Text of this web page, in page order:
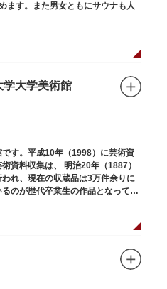
ます。また男女ともにサウナも人
学大学美術館
す。平成10年（1998）に芸術資
資料収集は、 明治20年（1887）
れ、現在の収蔵品は3万件余りに
のが歴代卒業生の作品となってい